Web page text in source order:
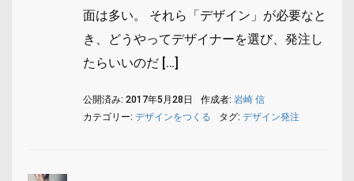
面は多い。 それら「デザイン」が必要なと
き、どうやってデザイナーを選び、発注し
たらいいのだ […]
公開済み: 2017年5月28日 作成者: 岩崎 信
カテゴリー: デザインをつくる タグ: デザイン発注